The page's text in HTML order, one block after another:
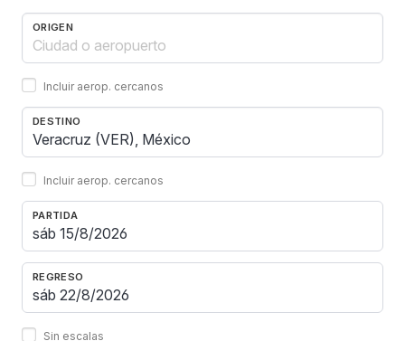
ORIGEN
Incluir aerop. cercanos
DESTINO
Incluir aerop. cercanos
PARTIDA
REGRESO
Sin escalas